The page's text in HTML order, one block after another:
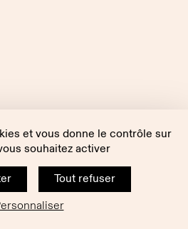
et vous donne le contrôle sur
souhaitez activer
Tout refuser